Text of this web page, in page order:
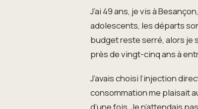
J’ai 49 ans, je vis à
adolescents, les départs
budget reste serré, alors je
près de vingt-cinq ans à
J’avais choisi l’injection
consommation me plaisait